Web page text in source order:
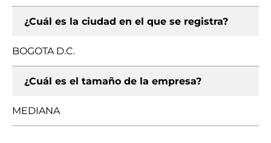
¿Cuál es la ciudad en el que se registra?
BOGOTA D.C.
¿Cuál es el tamaño de la empresa?
MEDIANA